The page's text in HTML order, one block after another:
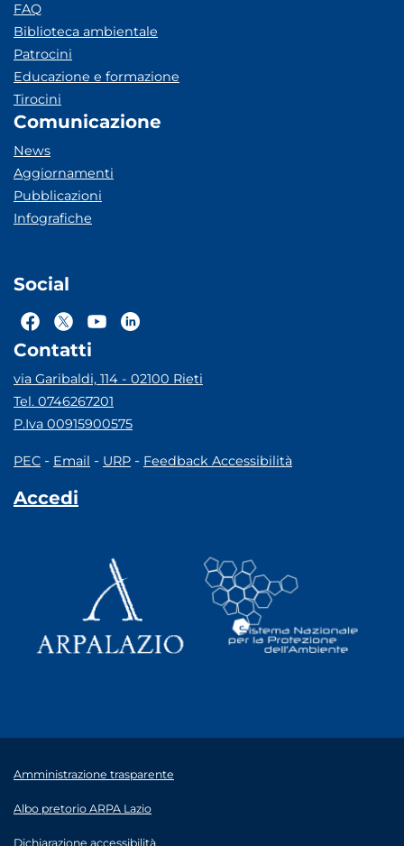
FAQ
Biblioteca ambientale
Patrocini
Educazione e formazione
Tirocini
Comunicazione
News
Aggiornamenti
Pubblicazioni
Infografiche
Social
Contatti
via Garibaldi, 114 - 02100 Rieti
Tel. 0746267201
P.Iva 00915900575
PEC - Email - URP - Feedback Accessibilità
Accedi
Amministrazione trasparente
Albo pretorio ARPA Lazio
Dichiarazione accessibilità